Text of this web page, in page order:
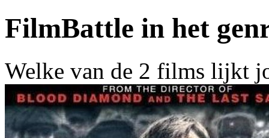
FilmBattle in het
Welke van de 2 films lijkt